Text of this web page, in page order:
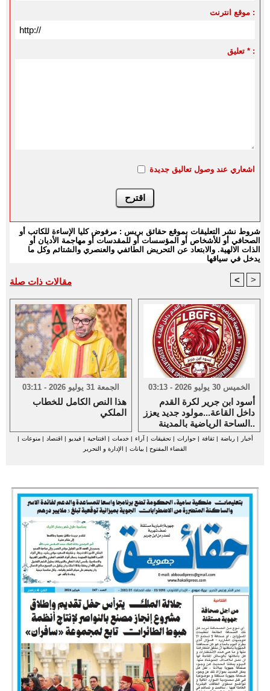
موقع انترنت :
تعليق * :
اشعاري عند وصول تعاليق جديدة
شروط نشر التعليقات بموقع حقائق بريس : مرفوض كليا الإساءة للكاتب أو
الصحافي أو للأشخاص أو المؤسسات أو للمقدسات أو مهاجمة الأديان أو
الذات الالهية. والابتعاد عن التحريض الطائفي والعنصري والشتائم وكل ما
يدخل في سياقها
مقالات ذات صلة < >
الجمعة 31 يوليو 2026 - 03:11
هذا النص الكامل للخطاب
الملكي
الخميس 30 يوليو 2026 - 03:13
أسود ابن جرير لكرة القدم
داخل القاعة...مولود جديد يعزز
الساحة الرياضية بالمدينة..
أخبار |رياضة |ثقافة |حوارات |تحقيقات | آراء |خدمات | افتتاحية | فيديو | اقتصاد |منوعات |
الفضاء المفتوح | بيانات | الإدارة و التحرير